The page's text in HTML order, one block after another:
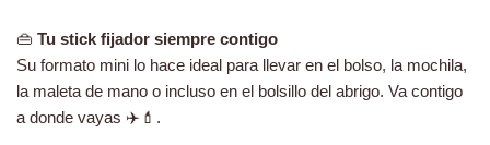
👜 Tu stick fijador siempre contigo
Su formato mini lo hace ideal para llevar en el bolso, la mochila,
la maleta de mano o incluso en el bolsillo del abrigo. Va contigo
a donde vayas ✈️💄.